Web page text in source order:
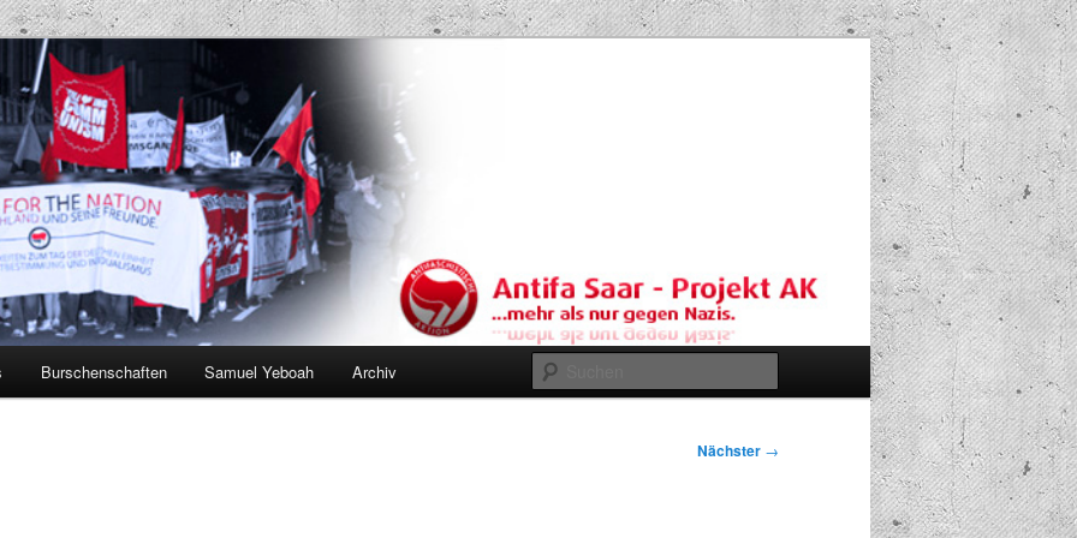
AK
Burschenschaften Samuel Yeboah Archiv
Nächster →